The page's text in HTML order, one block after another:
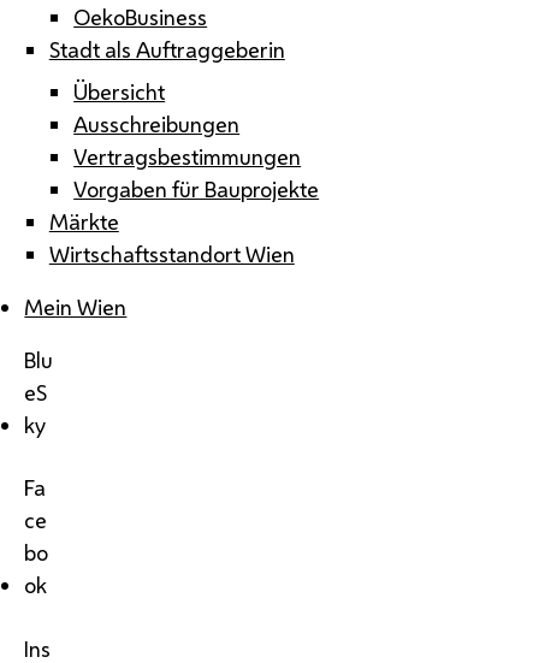
OekoBusiness
Stadt als Auftraggeberin
Übersicht
Ausschreibungen
Vertragsbestimmungen
Vorgaben für Bauprojekte
Märkte
Wirtschaftsstandort Wien
Mein Wien
Blu
eS
ky
Fa
ce
bo
ok
Ins